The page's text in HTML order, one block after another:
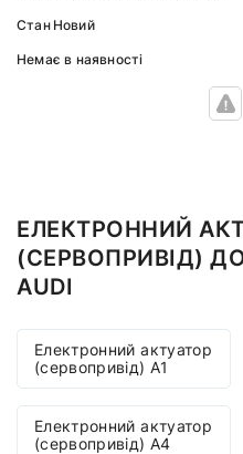
Стан Новий
Немає в наявності
ЕЛЕКТРОННИЙ
(СЕРВОПРИВІД)
AUDI
Електронний актуатор
(сервопривід) A1
Електронний актуатор
(сервопривід) A4